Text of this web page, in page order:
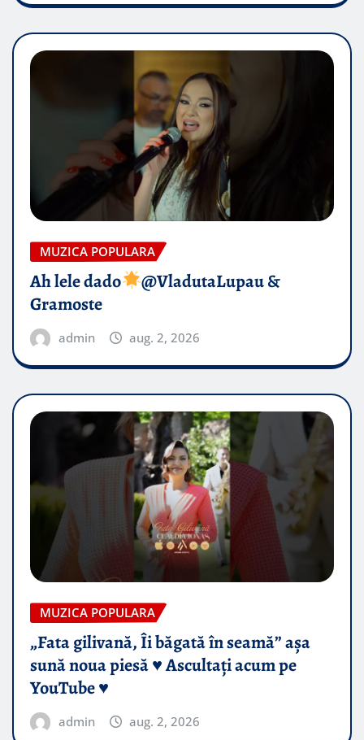
MUZICA POPULARA
Ah lele dado​
@VladutaLupau &
Gramoste
admin aug. 2, 2026
MUZICA POPULARA
„Fata gilivană, Îi băgată în seamă” așa
sună noua piesă ♥️ Ascultați acum pe
YouTube ♥️
admin aug. 2, 2026